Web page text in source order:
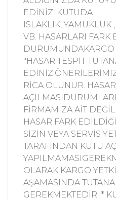
EDİNİZ. KUTUDA
ISLAKLIK, YAMUKLUK
VB. HASARLARI FARK
DURUMUNDAKARGO
"HASAR TESPİT
RİCA OLUNUR.
FİRMAMIZA AİT
HASAR FARK
SİZİN VEYA SERVİS
TARAFINDAN KUTU
OLARAK KARGO
AŞAMASINDA
GEREKMEKTEDİR. *